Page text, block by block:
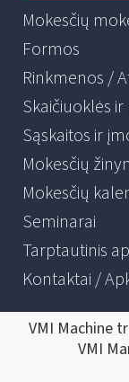
Mokesčių
Formos
Rinkmenos /
Skaičiuoklės
Sąskaitos ir
Mokesčių
Mokesčių
Seminarai
Tarptautinis
Kontaktai /
VMI Machine
VMI